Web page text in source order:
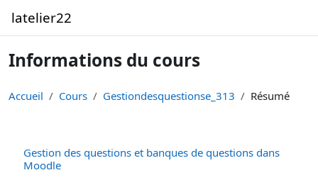
latelier22
Informations du cours
Accueil Cours Gestiondesquestionse_313 Résumé
Gestion des questions et banques de questions dans
Moodle